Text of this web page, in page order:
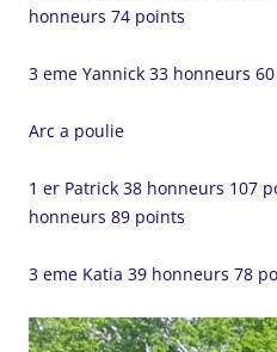
honneurs 74 points
3 eme Yannick 33 honneurs
Arc a poulie
1 er Patrick 38 honneurs 107
honneurs 89 points
3 eme Katia 39 honneurs 78